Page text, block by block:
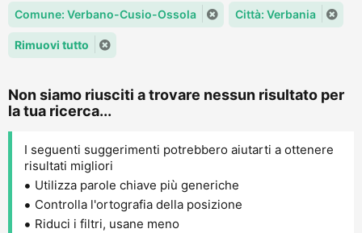
Comune: Verbano-Cusio-Ossola Città: Verbania
Rimuovi tutto
Non siamo riusciti a trovare nessun risultato per
la tua ricerca...
I seguenti suggerimenti potrebbero aiutarti a ottenere
risultati migliori
Utilizza parole chiave più generiche
Controlla l'ortografia della posizione
Riduci i filtri, usane meno